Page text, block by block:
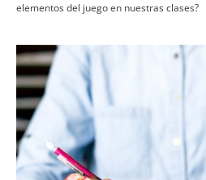
elementos del juego en nuestras clases?